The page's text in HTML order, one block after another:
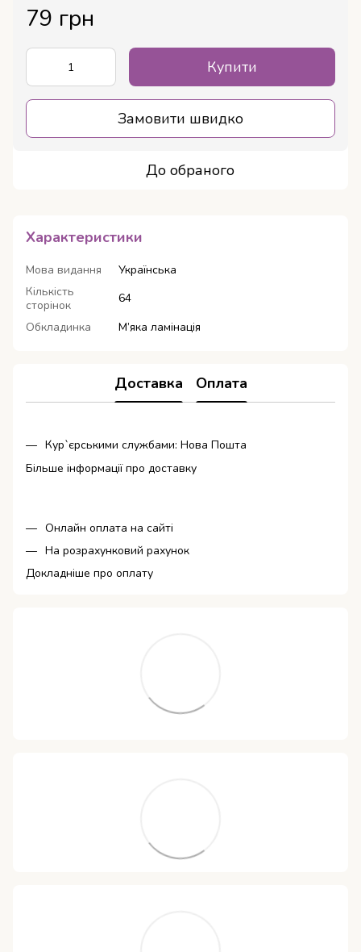
79 грн
Купити
Замовити швидко
До обраного
Характеристики
Мова видання
Українська
Кількість
сторінок
64
Обкладинка
М’яка ламінація
Доставка Оплата
Кур`єрськими службами: Нова Пошта
Більше інформації про доставку
Онлайн оплата на сайті
На розрахунковий рахунок
Докладніше про оплату